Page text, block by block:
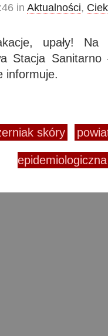
in Aktualności,
upały! Na
Stacja
informuje.
skóry